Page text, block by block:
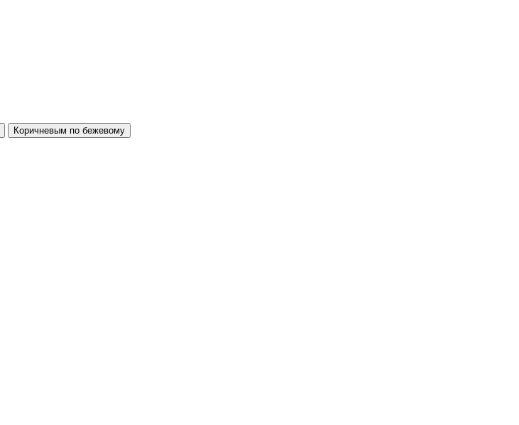
Коричневым по бежевому